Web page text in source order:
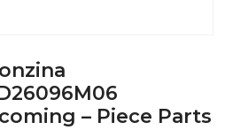
– Piece Parts